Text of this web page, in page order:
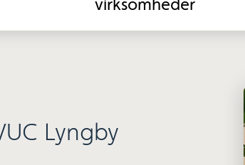
virksomheder
Lyngby